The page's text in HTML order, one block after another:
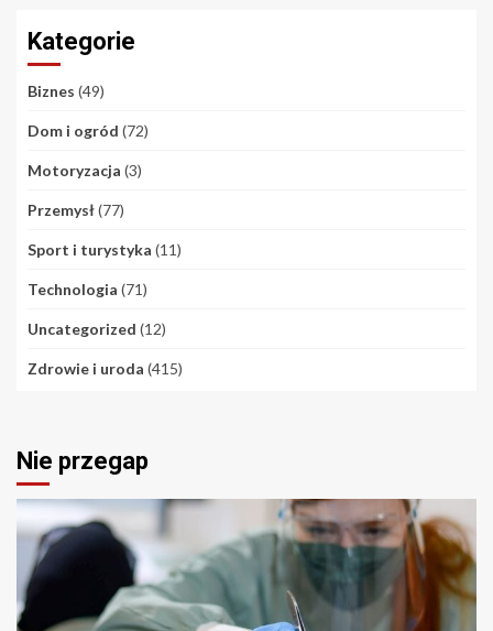
Kategorie
Biznes (49)
Dom i ogród (72)
Motoryzacja (3)
Przemysł(77)
Sport i turystyka (11)
Technologia (71)
Uncategorized (12)
Zdrowie i uroda (415)
Nie przegap